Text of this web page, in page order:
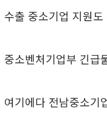
수출 중소기업 지원도
중소벤처기업부 긴급
여기에다 전남중소기